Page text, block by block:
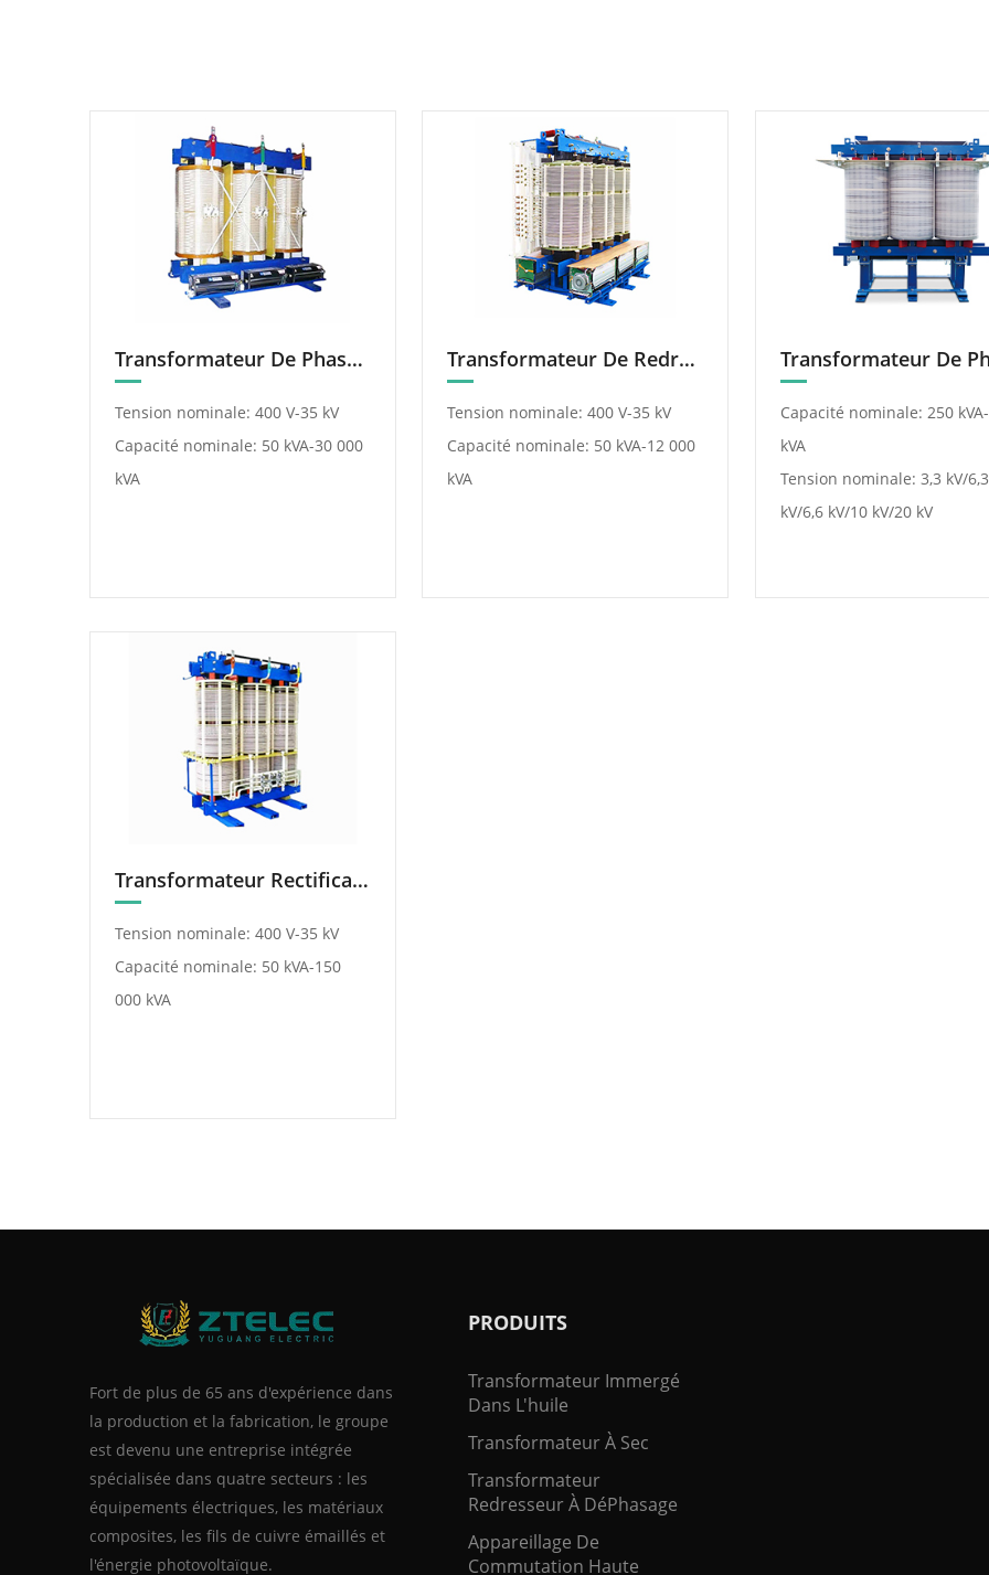
Transformateur De Phase Shift Résine
Tension nominale: 400 V-35 kV
Capacité nominale: 50 kVA-30 000
kVA
Transformateur De Redressement Triphasé À Cinq Branches
Tension nominale: 400 V-35 kV
Capacité nominale: 50 kVA-12 000
kVA
Capacité nominale: 250
kVA
Tension nominale: 3,3 kV/6,3
kV/6,6 kV/10 kV/20 kV
Transformateur Rectificateur Avec Débobinage Multiphasé
Tension nominale: 400 V-35 kV
Capacité nominale: 50 kVA-150
000 kVA
Fort de plus de 65 ans d'expérience dans
la production et la fabrication, le groupe
est devenu une entreprise intégrée
spécialisée dans quatre secteurs : les
équipements électriques, les matériaux
composites, les fils de cuivre émaillés et
l'énergie photovoltaïque.
PRODUITS
Transformateur Immergé
Dans L'huile
Transformateur À Sec
Transformateur
Redresseur À DéPhasage
Appareillage De
Commutation Haute